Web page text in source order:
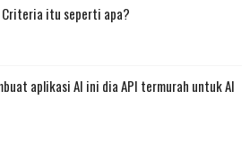
itu seperti apa?
aplikasi AI ini dia API termurah untuk AI